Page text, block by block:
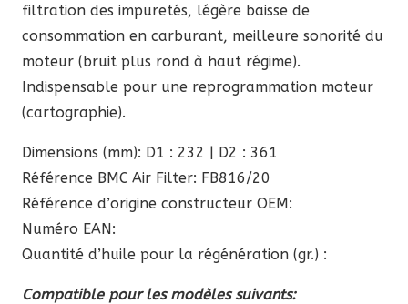
filtration des impuretés, légère baisse de
consommation en carburant, meilleure sonorité du
moteur (bruit plus rond à haut régime).
Indispensable pour une reprogrammation moteur
(cartographie).
Dimensions (mm): D1 : 232 | D2 : 361
Référence BMC Air Filter: FB816/20
Référence d’origine constructeur OEM:
Numéro EAN:
Quantité d’huile pour la régénération (gr.) :
Compatible pour les modèles suivants: